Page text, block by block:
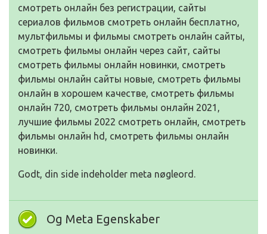
смотреть онлайн без регистрации, сайты
сериалов фильмов смотреть онлайн бесплатно,
мультфильмы и фильмы смотреть онлайн сайты,
смотреть фильмы онлайн через сайт, сайты
смотреть фильмы онлайн новинки, смотреть
фильмы онлайн сайты новые, смотреть фильмы
онлайн в хорошем качестве, смотреть фильмы
онлайн 720, смотреть фильмы онлайн 2021,
лучшие фильмы 2022 смотреть онлайн, смотреть
фильмы онлайн hd, смотреть фильмы онлайн
новинки.
Godt, din side indeholder meta nøgleord.
Og Meta Egenskaber